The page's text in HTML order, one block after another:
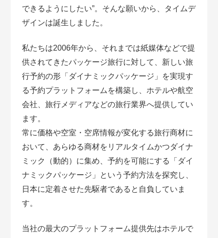
できるようにしたい”。そんな願いから、タイムデ
ザインは誕生しました。
私たちは2006年から、それまでは紙媒体などで提
供されてきたパッケージ旅行に対して、新しい旅
行予約の形「ダイナミックパッケージ」を実現す
る予約プラットフォームを構築し、ホテルや航空
会社、旅行メディアなどの旅行業界へ提供してい
ます。
常に価格や空室・空席情報が変化する旅行商材に
おいて、あらゆる商材をリアルタイムかつダイナ
ミック（動的）に集め、予約を可能にする「ダイ
ナミックパッケージ」という予約方法を探究し、
日本に定着させた先駆者であると自負していま
す。
当社の最大のプラットフォーム提供先はホテルで